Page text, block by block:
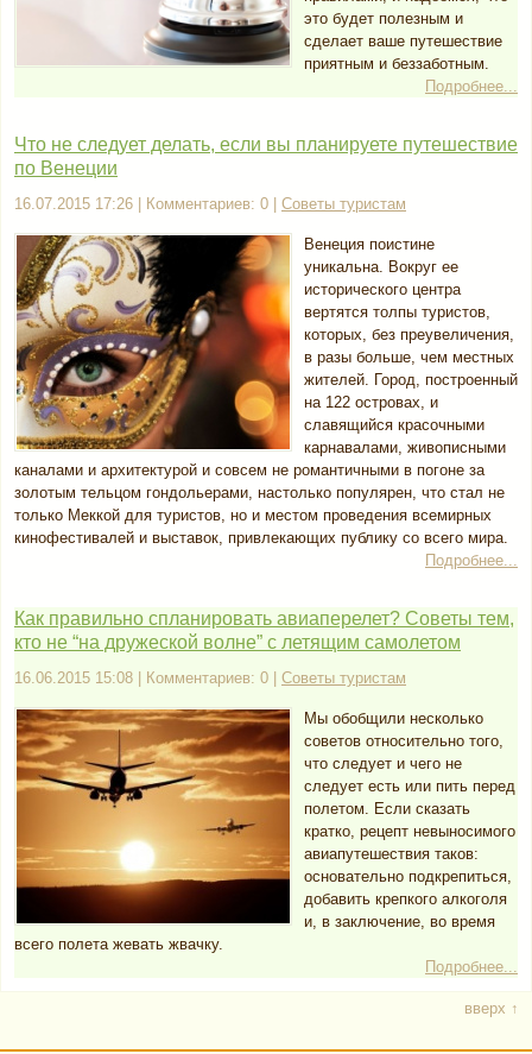
это будет полезным и
сделает ваше путешествие
приятным и беззаботным.
Подробнее...
Что не следует делать, если вы планируете путешествие
по Венеции
16.07.2015 17:26 | Комментариев: 0 | Советы туристам
Венеция поистине
уникальна. Вокруг ее
исторического центра
вертятся толпы туристов,
которых, без преувеличения,
в разы больше, чем местных
жителей. Город, построенный
на 122 островах, и
славящийся красочными
карнавалами, живописными
каналами и архитектурой и совсем не романтичными в погоне за
золотым тельцом гондольерами, настолько популярен, что стал не
только Меккой для туристов, но и местом проведения всемирных
кинофестивалей и выставок, привлекающих публику со всего мира.
Подробнее...
Как правильно спланировать авиаперелет? Советы тем,
кто не “на дружеской волне” с летящим самолетом
16.06.2015 15:08 | Комментариев: 0 | Советы туристам
Мы обобщили несколько
советов относительно того,
что следует и чего не
следует есть или пить перед
полетом. Если сказать
кратко, рецепт невыносимого
авиапутешествия таков:
основательно подкрепиться,
добавить крепкого алкоголя
и, в заключение, во время
всего полета жевать жвачку.
Подробнее...
вверх ↑